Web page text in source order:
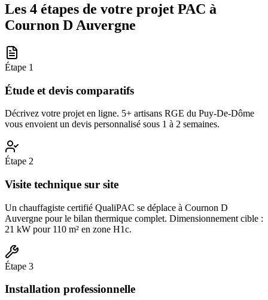
Les 4 étapes de votre projet PAC à
Cournon D Auvergne
Étape 1
Étude et devis comparatifs
Décrivez votre projet en ligne. 5+ artisans RGE du Puy-De-Dôme
vous envoient un devis personnalisé sous 1 à 2 semaines.
Étape 2
Visite technique sur site
Un chauffagiste certifié QualiPAC se déplace à Cournon D
Auvergne pour le bilan thermique complet. Dimensionnement cible :
21 kW pour 110 m² en zone H1c.
Étape 3
Installation professionnelle